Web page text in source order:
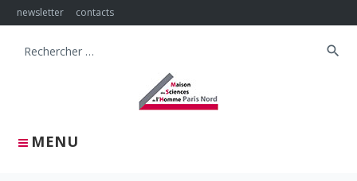
Skip
to
newsletter contacts
MENU
Search
search